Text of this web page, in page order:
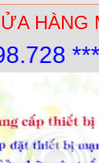
HÀNG
***